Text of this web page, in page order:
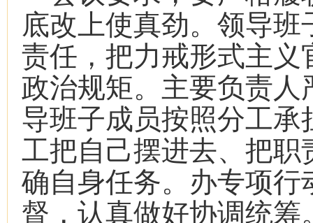
底改上使真劲。领导
责任，把力戒形式主
政治规矩。主要负责
导班子成员按照分工
工把自己摆进去、把
确自身任务。办专项
督，认真做好协调统